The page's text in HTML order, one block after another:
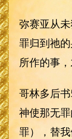
弥赛亚从
罪归到祂
所作的事
哥林多后
神使那无
罪），替